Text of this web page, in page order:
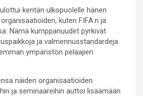
kentän ulkopuolelle hänen
kuten FIFA:n ja
Nämä kumppanuudet pyrkivät
ja valmennusstandardeja
ympäristön pelaajien
näiden organisaatioiden
ja seminaareihin auttoi lisäämään